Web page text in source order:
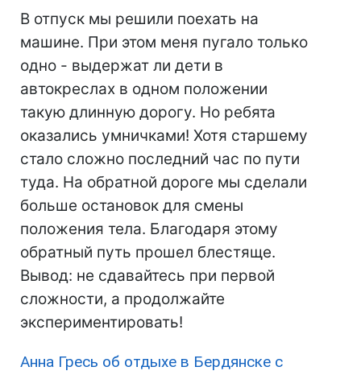
В отпуск мы решили поехать на
машине. При этом меня пугало только
одно - выдержат ли дети в
автокреслах в одном положении
такую длинную дорогу. Но ребята
оказались умничками! Хотя старшему
стало сложно последний час по пути
туда. На обратной дороге мы сделали
больше остановок для смены
положения тела. Благодаря этому
обратный путь прошел блестяще.
Вывод: не сдавайтесь при первой
сложности, а продолжайте
экспериментировать!
Анна Гресь об отдыхе в Бердянске с